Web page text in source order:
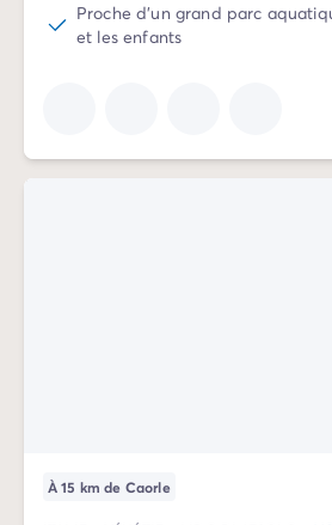
Proche d'un grand parc
et les enfants
À 15 km de Caorle